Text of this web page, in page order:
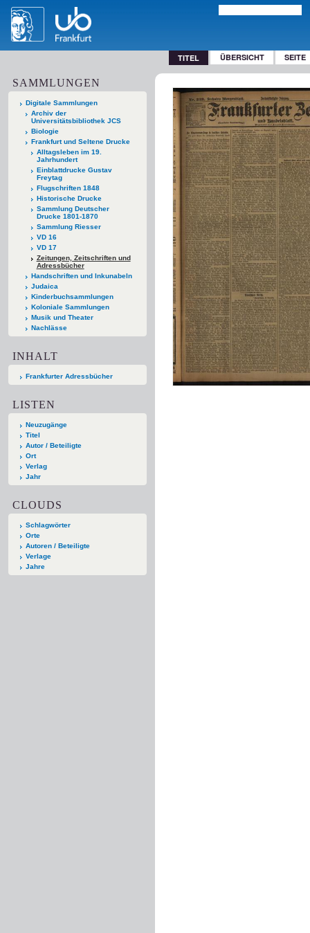
TITEL ÜBERSICHT SEITE
SAMMLUNGEN
Digitale Sammlungen
Archiv der
Universitätsbibliothek JCS
Biologie
Frankfurt und Seltene Drucke
Alltagsleben im 19.
Jahrhundert
Einblattdrucke Gustav
Freytag
Flugschriften 1848
Historische Drucke
Sammlung Deutscher
Drucke 1801-1870
Sammlung Riesser
VD 16
VD 17
Zeitungen, Zeitschriften und
Adressbücher
Handschriften und Inkunabeln
Judaica
Kinderbuchsammlungen
Koloniale Sammlungen
Musik und Theater
Nachlässe
INHALT
Frankfurter Adressbücher
LISTEN
Neuzugänge
Titel
Autor / Beteiligte
Ort
Verlag
Jahr
CLOUDS
Schlagwörter
Orte
Autoren / Beteiligte
Verlage
Jahre